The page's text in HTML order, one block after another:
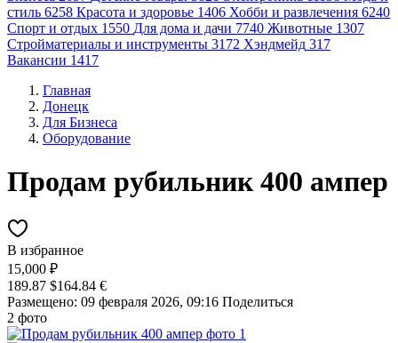
стиль 6258 Красота и здоровье 1406 Хобби и развлечения 6240
Спорт и отдых 1550 Для дома и дачи 7740 Животные 1307
Стройматериалы и инструменты 3172 Хэндмейд 317
Вакансии 1417
Главная
Донецк
Для Бизнеса
Оборудование
Продам рубильник 400 ампер
В избранное
15,000 ₽
189.87 $164.84 €
Размещено: 09 февраля 2026, 09:16 Поделиться
2 фото